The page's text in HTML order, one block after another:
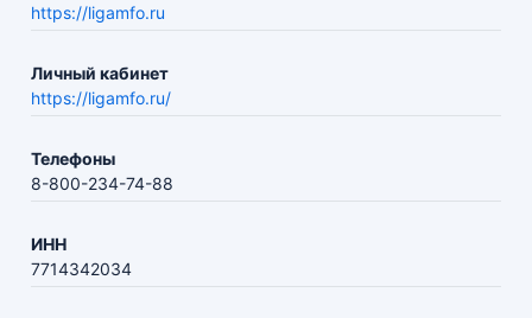
https://ligamfo.ru
Личный кабинет
https://ligamfo.ru/
Телефоны
8-800-234-74-88
ИНН
7714342034